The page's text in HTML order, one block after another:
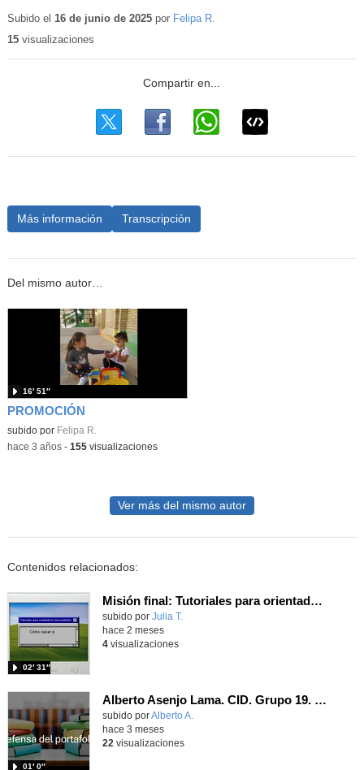
Subido el 16 de junio de 2025por Felipa R.
15visualizaciones
Más información Transcripción
Del mismo autor…
PROMOCIÓN
subido por Felipa R.
16′ 51″
-hace 3 años- 155visualizaciones
Ver más del mismo autor
Contenidos relacionados:
Misión final: Tutoriales para orientadores desorientados
subido por Julia T.
02′ 31″
hace 2 meses
4visualizaciones
Alberto Asenjo Lama. CID. Grupo 19. Defensa del Porfolio.
subido porAlberto A.
01′ 0″
hace 3 meses
22 visualizaciones